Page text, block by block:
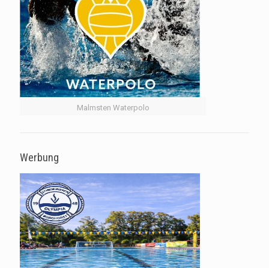
Malmsten Waterpolo
Werbung